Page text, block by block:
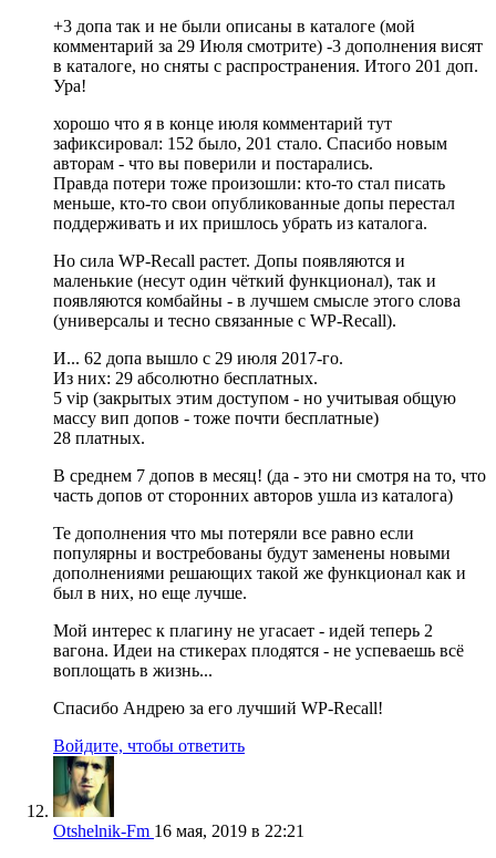
+3 допа так и не были описаны в каталоге (мой
комментарий за 29 Июля смотрите) -3 дополнения висят
в каталоге, но сняты с распространения. Итого 201 доп.
Ура!
хорошо что я в конце июля комментарий тут
зафиксировал: 152 было, 201 стало. Спасибо новым
авторам - что вы поверили и постарались.
Правда потери тоже произошли: кто-то стал писать
меньше, кто-то свои опубликованные допы перестал
поддерживать и их пришлось убрать из каталога.
Но сила WP-Recall растет. Допы появляются и
маленькие (несут один чёткий функционал), так и
появляются комбайны - в лучшем смысле этого слова
(универсалы и тесно связанные с WP-Recall).
И... 62 допа вышло с 29 июля 2017-го.
Из них: 29 абсолютно бесплатных.
5 vip (закрытых этим доступом - но учитывая общую
массу вип допов - тоже почти бесплатные)
28 платных.
В среднем 7 допов в месяц! (да - это ни смотря на то, что
часть допов от сторонних авторов ушла из каталога)
Те дополнения что мы потеряли все равно если
популярны и востребованы будут заменены новыми
дополнениями решающих такой же функционал как и
был в них, но еще лучше.
Мой интерес к плагину не угасает - идей теперь 2
вагона. Идеи на стикерах плодятся - не успеваешь всё
воплощать в жизнь...
Спасибо Андрею за его лучший WP-Recall!
Войдите, чтобы ответить
Otshelnik-Fm 16 мая, 2019 в 22:21